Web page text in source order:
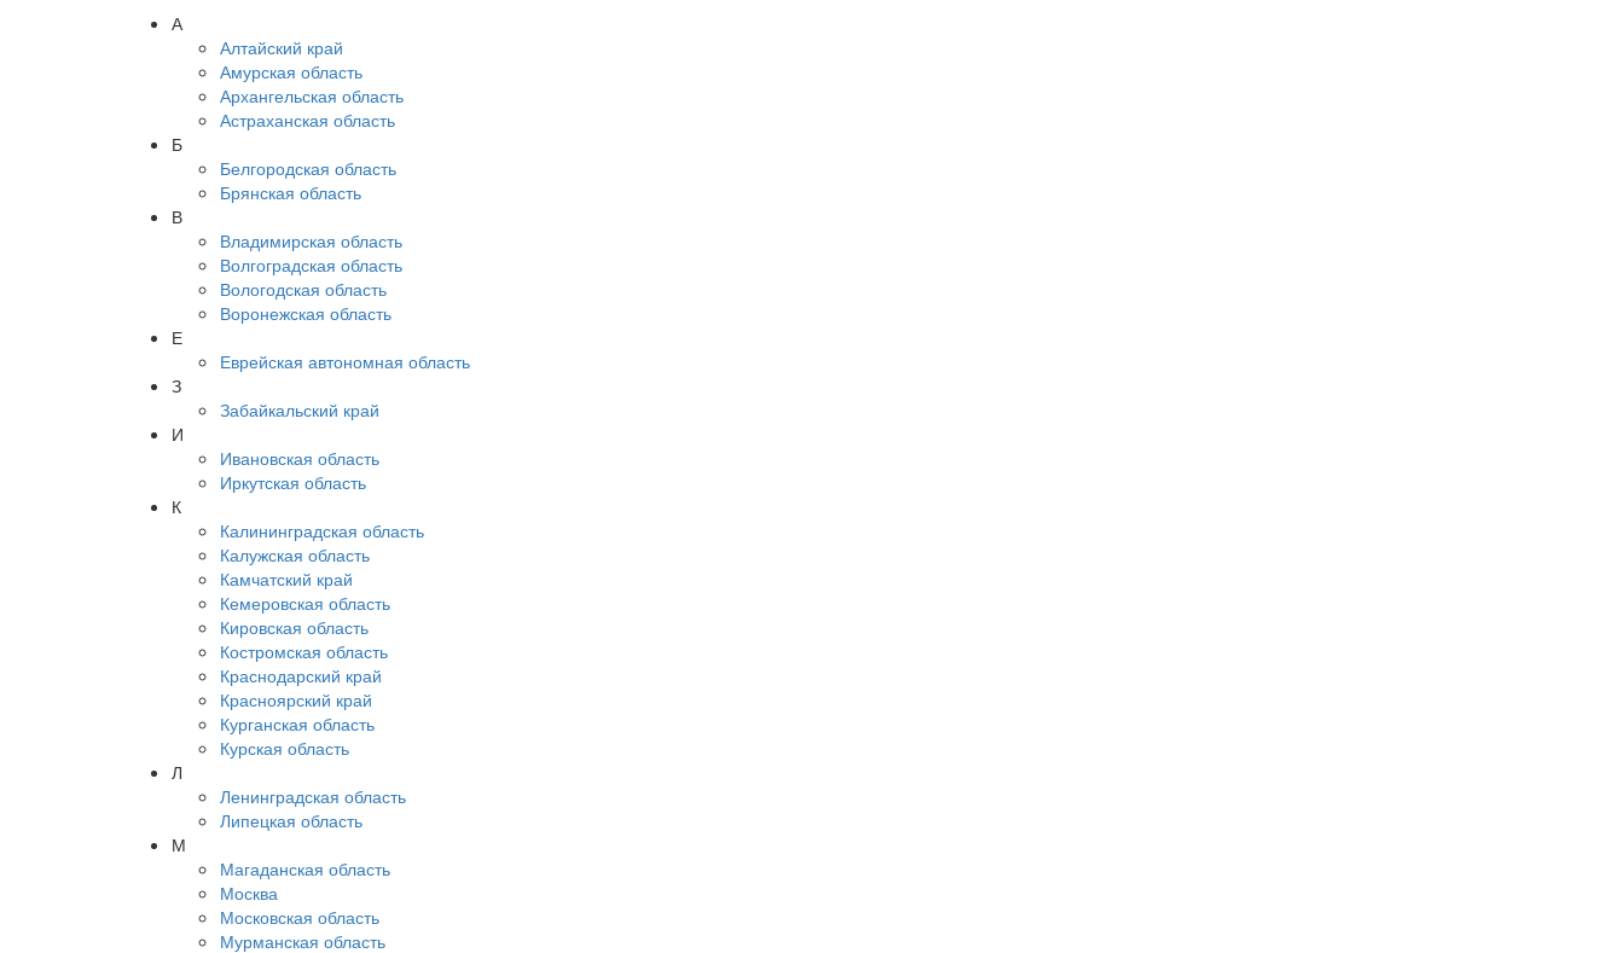
А
Алтайский край
Амурская область
Архангельская область
Астраханская область
Б
Белгородская область
Брянская область
В
Владимирская область
Волгоградская область
Вологодская область
Воронежская область
Е
Еврейская автономная область
З
Забайкальский край
И
Ивановская область
Иркутская область
К
Калининградская область
Калужская область
Камчатский край
Кемеровская область
Кировская область
Костромская область
Краснодарский край
Красноярский край
Курганская область
Курская область
Л
Ленинградская область
Липецкая область
М
Магаданская область
Москва
Московская область
Мурманская область